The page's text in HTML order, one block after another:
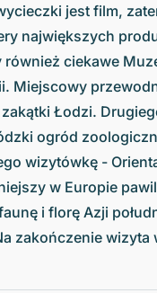
jest film,
największych
również ciekawe
Miejscowy
Łodzi.
ogród
wizytówkę -
w Europie
i florę Azji
zakończenie wizyta